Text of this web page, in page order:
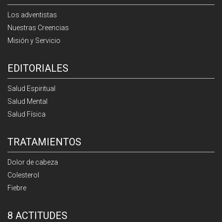
Los adventistas
Nuestras Creencias
Misión y Servicio
EDITORIALES
Salud Espiritual
Salud Mental
Salud Física
TRATAMIENTOS
Dolor de cabeza
Colesterol
Fiebre
8 ACTITUDES